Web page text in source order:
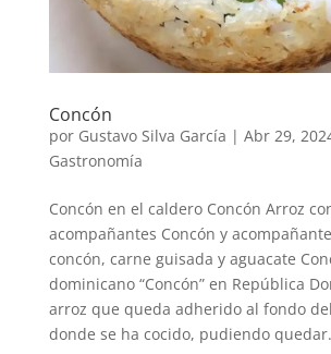
Concón
por Gustavo Silva García | Abr 29,
Gastronomía
Concón en el caldero Concón Arroz
acompañantes Concón y
concón, carne guisada y aguacate
dominicano “Concón” en República
arroz que queda adherido al fondo
donde se ha cocido, pudiendo